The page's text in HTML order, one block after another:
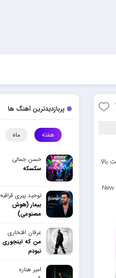
بالا
پربازدیدترین آهنگ ها
هفته ماه
حسن جمالی
سکسکه
توحید پیری قراقیه
بیمار (هوش
مصنوعی)
عرفان افتخاری
من که اینجوری
نبودم
امیر هناره